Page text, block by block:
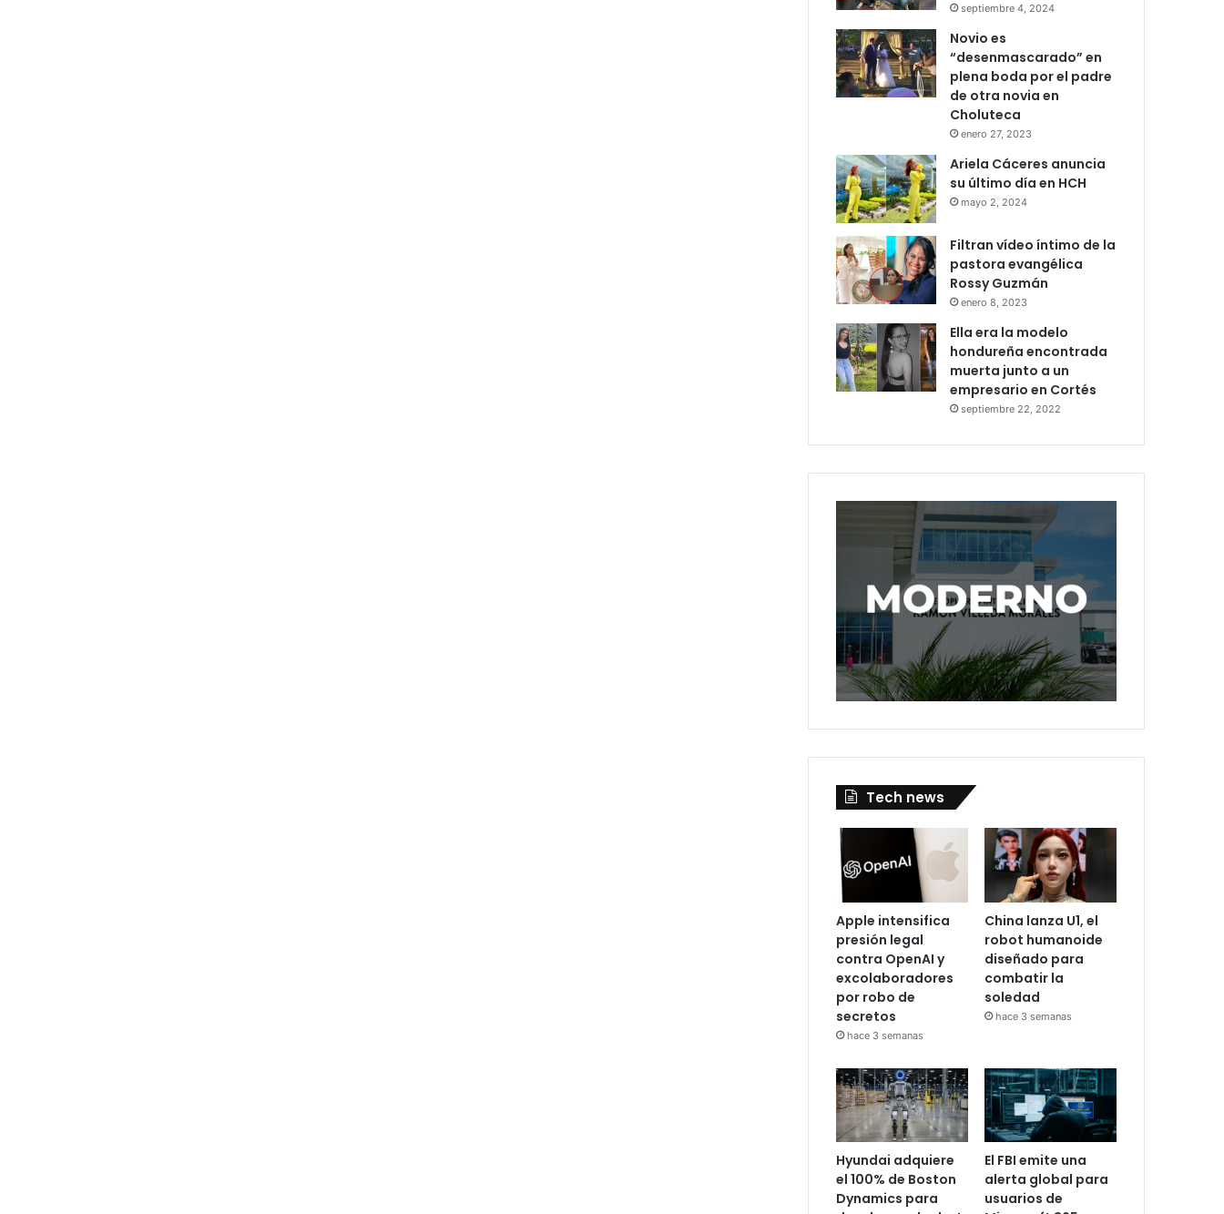
septiembre 4, 2024
Novio es
“desenmascarado” en
plena boda por el padre
de otra novia en
Choluteca
enero 27, 2023
Ariela Cáceres anuncia
su último día en HCH
mayo 2, 2024
Filtran vídeo íntimo de la
pastora evangélica
Rossy Guzmán
enero 8, 2023
Ella era la modelo
hondureña encontrada
muerta junto a un
empresario en Cortés
septiembre 22, 2022
Tech news
Apple intensifica
presión legal
contra OpenAI y
excolaboradores
por robo de
secretos
hace 3 semanas
China lanza U1, el
robot humanoide
diseñado para
combatir la
soledad
hace 3 semanas
Hyundai adquiere
el 100% de Boston
Dynamics para
El FBI emite una
alerta global para
usuarios de